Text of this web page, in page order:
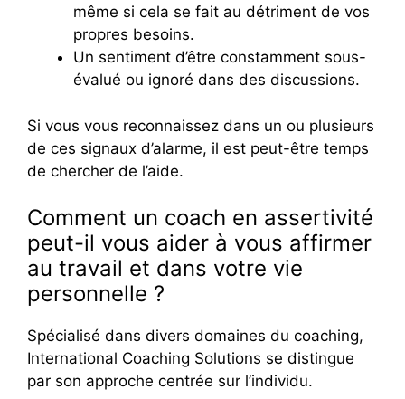
même si cela se fait au détriment de vos
propres besoins.
Un sentiment d’être constamment sous-
évalué ou ignoré dans des discussions.
Si vous vous reconnaissez dans un ou plusieurs
de ces signaux d’alarme, il est peut-être temps
de chercher de l’aide.
Comment un coach en assertivité
peut-il vous aider à vous affirmer
au travail et dans votre vie
personnelle ?
Spécialisé dans divers domaines du coaching,
International Coaching Solutions se distingue
par son approche centrée sur l’individu.